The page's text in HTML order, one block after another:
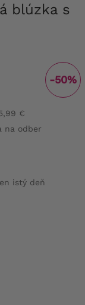
-50%
€
na odber
istý deň